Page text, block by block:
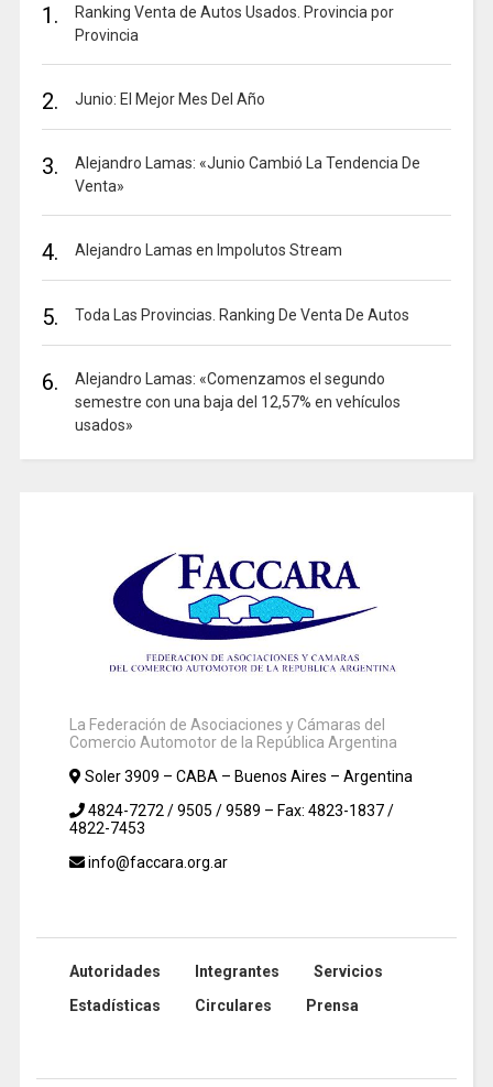
1.
Ranking Venta de Autos Usados. Provincia por
Provincia
2. Junio: El Mejor Mes Del Año
3.
Alejandro Lamas: «Junio Cambió La Tendencia De
Venta»
4. Alejandro Lamas en Impolutos Stream
5. Toda Las Provincias. Ranking De Venta De Autos
6.
Alejandro Lamas: «Comenzamos el segundo
semestre con una baja del 12,57% en vehículos
usados»
La Federación de Asociaciones y Cámaras del
Comercio Automotor de la República Argentina
Soler 3909 – CABA – Buenos Aires – Argentina
4824-7272 / 9505 / 9589 – Fax: 4823-1837 /
4822-7453
info@faccara.org.ar
Autoridades Integrantes
Servicios
Estadísticas
Circulares Prensa